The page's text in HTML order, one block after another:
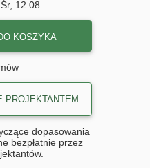
Śr, 12.08
KOSZYKA
PROJEKTANTEM
dopasowania
bezpłatnie przez